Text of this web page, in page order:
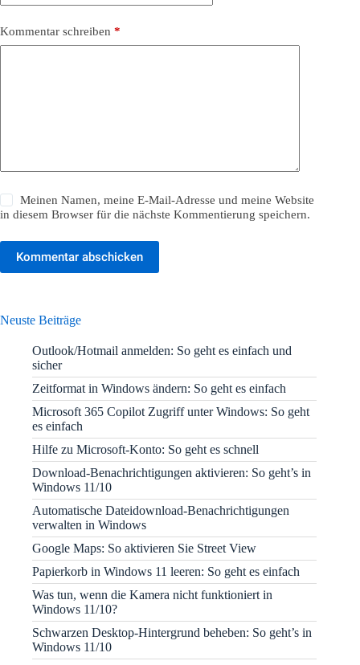
Kommentar schreiben *
Meinen Namen, meine E-Mail-Adresse und meine Website
in diesem Browser für die nächste Kommentierung speichern.
Kommentar abschicken
Neuste Beiträge
Outlook/Hotmail anmelden: So geht es einfach und
sicher
Zeitformat in Windows ändern: So geht es einfach
Microsoft 365 Copilot Zugriff unter Windows: So geht
es einfach
Hilfe zu Microsoft-Konto: So geht es schnell
Download-Benachrichtigungen aktivieren: So geht’s in
Windows 11/10
Automatische Dateidownload-Benachrichtigungen
verwalten in Windows
Google Maps: So aktivieren Sie Street View
Papierkorb in Windows 11 leeren: So geht es einfach
Was tun, wenn die Kamera nicht funktioniert in
Windows 11/10?
Schwarzen Desktop-Hintergrund beheben: So geht’s in
Windows 11/10